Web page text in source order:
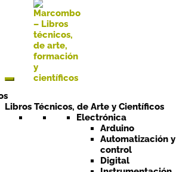
Libros Técnicos, de Arte y Científicos
Electrónica
Arduino
Automatización y
control
Digital